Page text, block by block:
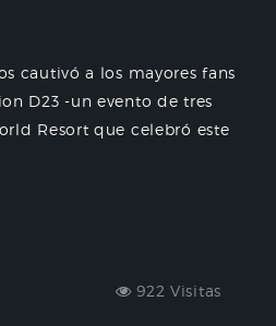
cautivó a los mayores fans
D23 -un evento de tres
Resort que celebró este
922 Visitas